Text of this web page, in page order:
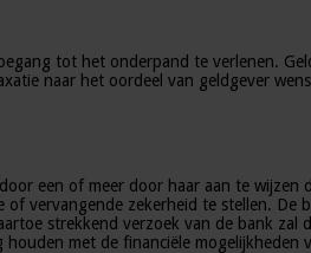
tot het onderpand te verlenen.
naar het oordeel van geldgever
een of meer door haar aan te
vervangende zekerheid te stellen.
strekkend verzoek van de bank
met de financiële